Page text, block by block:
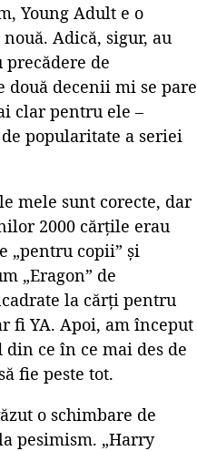
Young Adult e o
Adică, sigur, au
de
decenii mi se pare
clar pentru ele –
popularitate a seriei
mele sunt corecte, dar
2000 cărțile erau
„pentru copii” și
„Eragon” de
la cărți pentru
fi YA. Apoi, am început
din ce în ce mai des de
fie peste tot.
o schimbare de
pesimism. „Harry